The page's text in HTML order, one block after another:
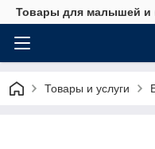
Товары для малышей и
Товары и услуги